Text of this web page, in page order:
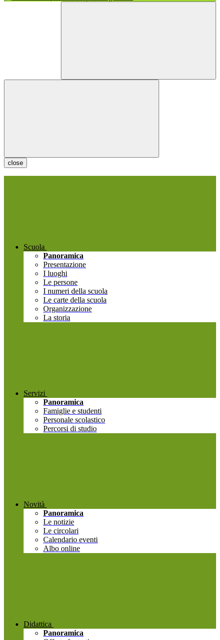
close
Scuola
Panoramica
Presentazione
I luoghi
Le persone
I numeri della scuola
Le carte della scuola
Organizzazione
La storia
Servizi
Panoramica
Famiglie e studenti
Personale scolastico
Percorsi di studio
Novità
Panoramica
Le notizie
Le circolari
Calendario eventi
Albo online
Didattica
Panoramica